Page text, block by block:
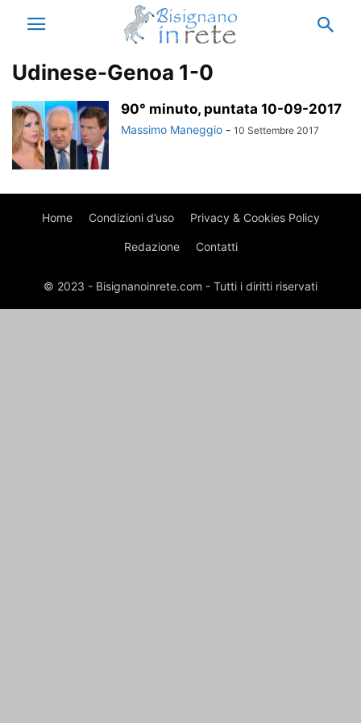
Udinese-Genoa 1-0
90° minuto, puntata 10-09-2017
Massimo Maneggio - 10 Settembre 2017
Home Condizioni d’uso Privacy & Cookies Policy
Redazione Contatti
© 2023 - Bisignanoinrete.com - Tutti i diritti riservati